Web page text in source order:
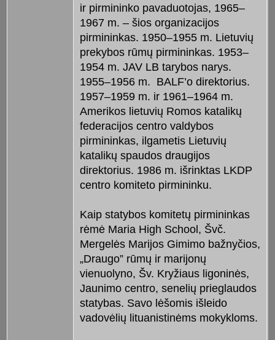
ir pirmininko pavaduotojas, 1965–
1967 m. – šios organizacijos
pirmininkas. 1950–1955 m. Lietuvių
prekybos rūmų pirmininkas. 1953–
1954 m. JAV LB tarybos narys.
1955–1956 m. BALF’o direktorius.
1957–1959 m. ir 1961–1964 m.
Amerikos lietuvių Romos katalikų
federacijos centro valdybos
pirmininkas, ilgametis Lietuvių
katalikų spaudos draugijos
direktorius. 1986 m. išrinktas LKDP
centro komiteto pirmininku.
Kaip statybos komitetų pirmininkas
rėmė Maria High School, Švč.
Mergelės Marijos Gimimo bažnyčios,
„Draugo” rūmų ir marijonų
vienuolyno, Šv. Kryžiaus ligoninės,
Jaunimo centro, senelių prieglaudos
statybas. Savo lėšomis išleido
vadovėlių lituanistinėms mokykloms.